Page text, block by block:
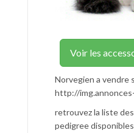
Voir les
Norvegien a vendre
http://
retrouvez la liste
pedigree